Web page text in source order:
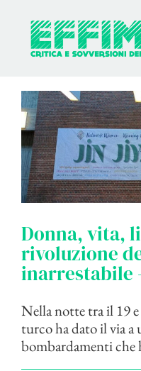
contenuto
Donna, vita,
rivoluzione
inarrestabile
Nella notte tra il 19
turco ha dato il via a
bombardamenti